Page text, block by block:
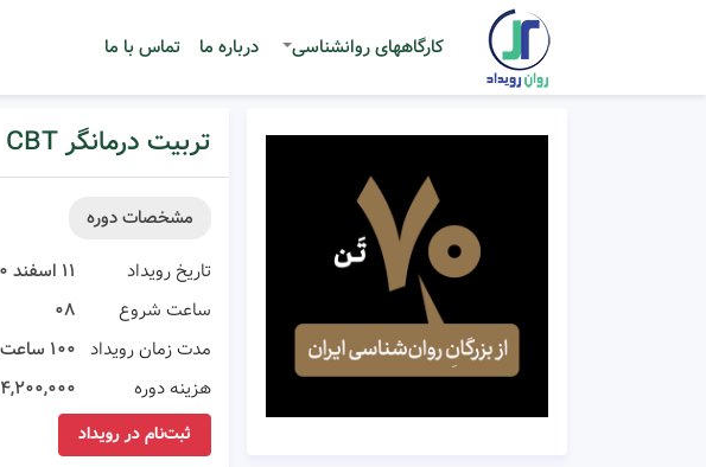
کارگاههای روانشناسی درباره ما تماس با ما
تربیت درمانگر CBT
مشخصات دوره
تاریخ رویداد
۱۱ اسفند ۱۴۰۰
ساعت شروع
۰۸
مدت زمان رویداد ۱۰۰ ساعت
هزینه دوره
۴,۲۰۰,۰۰۰ تومان
ثبت‌نام در رویداد